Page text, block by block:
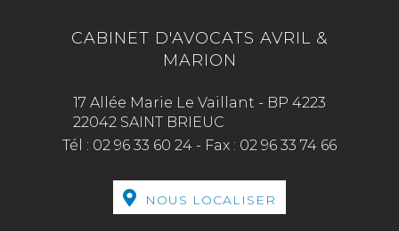
CABINET D'AVOCATS AVRIL &
MARION
17 Allée Marie Le Vaillant - BP 4223
22042 SAINT BRIEUC
Tél : 02 96 33 60 24 - Fax : 02 96 33 74 66
NOUS LOCALISER